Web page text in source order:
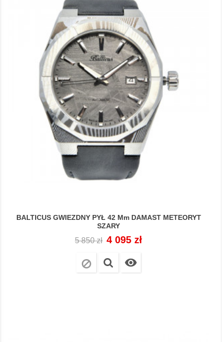
BALTICUS GWIEZDNY PYŁ 42 Mm DAMAST METEORYT
SZARY
Cena
5 850 zł Cena
4 095 zł
